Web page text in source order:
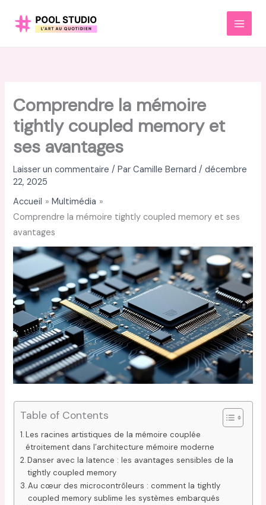
MAIN
Comprendre la mémoire
tightly coupled memory et
ses avantages
Laisser un commentaire / ParCamille Bernard/décembre
22, 2025
Accueil
Multimédia
Comprendre la mémoire tightly coupled memory et ses
avantages
Table of Contents
Les racines artistiques de la mémoire couplée
étroitement dans l’architecture mémoire moderne
Danser avec la latence : les avantages sensibles de la
tightly coupled memory
Au cœur des microcontrôleurs : comment la tightly
coupled memory sublime les systèmes embarqués